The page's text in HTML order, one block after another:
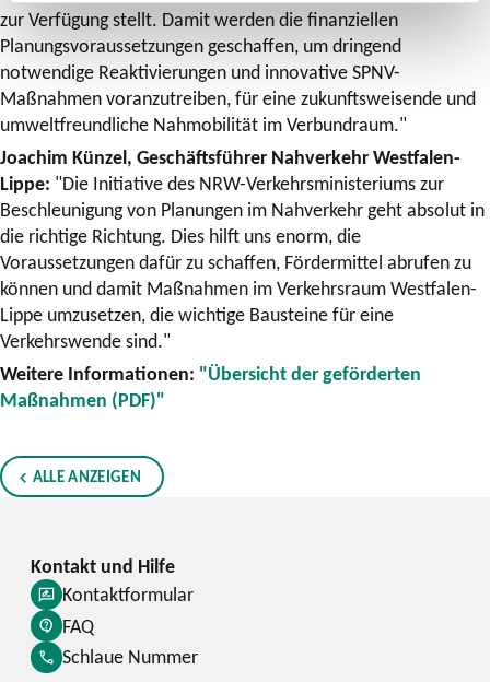
zur Verfügung stellt. Damit werden die finanziellen
Planungsvoraussetzungen geschaffen, um dringend
notwendige Reaktivierungen und innovative SPNV-
Maßnahmen voranzutreiben, für eine zukunftsweisende und
umweltfreundliche Nahmobilität im Verbundraum."
Joachim Künzel, Geschäftsführer Nahverkehr Westfalen-
Lippe: "Die Initiative des NRW-Verkehrsministeriums zur
Beschleunigung von Planungen im Nahverkehr geht absolut in
die richtige Richtung. Dies hilft uns enorm, die
Voraussetzungen dafür zu schaffen, Fördermittel abrufen zu
können und damit Maßnahmen im Verkehrsraum Westfalen-
Lippe umzusetzen, die wichtige Bausteine für eine
Verkehrswende sind."
Weitere Informationen: "Übersicht der geförderten
Maßnahmen (PDF)"
ALLE ANZEIGEN
Kontaktformular
FAQ
Schlaue Nummer